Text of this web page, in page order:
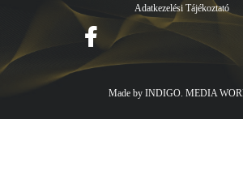
Adatkezelési Tájékoztató
Made byINDIGO. MEDIA